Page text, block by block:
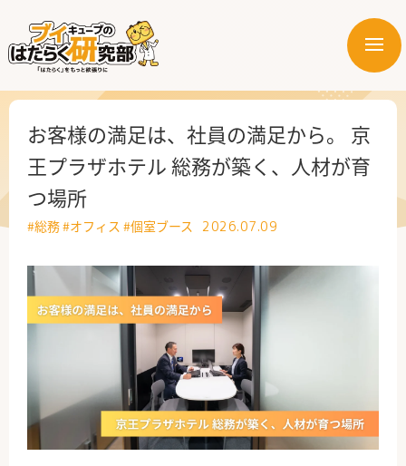
メ
ー
はたらく部署
はたらく課題
はたらく製品・サービス
公式Facebook
お客様の満足は、社員の満足から。 京
王プラザホテル 総務が築く、人材が育
つ場所
#総務#オフィス #個室ブース 2026.07.09